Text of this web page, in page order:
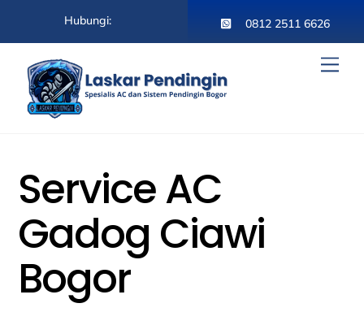
content
Hubungi: 0812 2511 6626
Service AC
Gadog Ciawi
Bogor